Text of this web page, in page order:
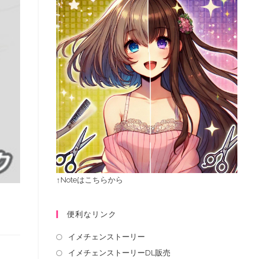
↑Noteはこちらから
便利なリンク
イメチェンストーリー
イメチェンストーリーDL販売